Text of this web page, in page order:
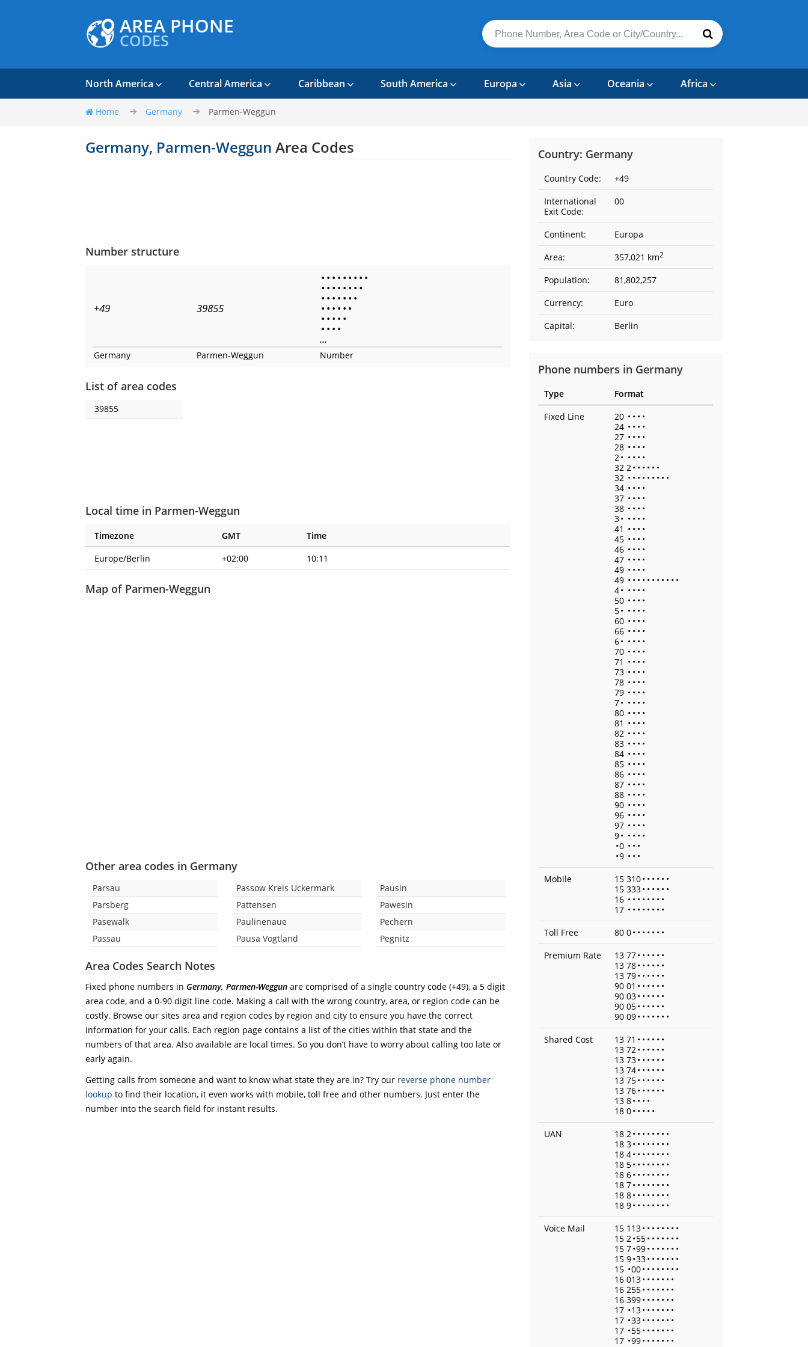
AREA PHONE
CODES
North America Central America Caribbean South America Europa Asia Oceania Africa
Home Germany Parmen-Weggun
Germany, Parmen-Weggun Area Codes
Number structure
+49 39855
• • • • • • • • •
• • • • • • • •
• • • • • • •
• • • • • •
• • • • •
• • • •
...
Germany Parmen-Weggun Number
List of area codes
39855
Local time in Parmen-Weggun
Timezone GMT
Time
Europe/Berlin
+02:00 10:11
Map of Parmen-Weggun
Other area codes in Germany
Parsau
Parsberg
Pasewalk
Passau
Passow Kreis Uckermark
Pattensen
Paulinenaue
Pausa Vogtland
Pausin
Pawesin
Pechern
Pegnitz
Area Codes Search Notes
Fixed phone numbers in Germany, Parmen-Weggun are comprised of a single country code (+49), a 5 digit
area code, and a 0-90 digit line code. Making a call with the wrong country, area, or region code can be
costly. Browse our sites area and region codes by region and city to ensure you have the correct
information for your calls. Each region page contains a list of the cities within that state and the
numbers of that area. Also available are local times. So you don’t have to worry about calling too late or
early again.
Getting calls from someone and want to know what state they are in? Try our reverse phone number
lookup to find their location, it even works with mobile, toll free and other numbers. Just enter the
number into the search field for instant results.
Country: Germany
Country Code:
+49
International
Exit Code:
00
Continent:
Europa
Area:
357,021 km2
Population:
81,802,257
Currency:
Euro
Capital:
Berlin
Phone numbers in Germany
Type
Format
Fixed Line
20 • • • •
24 • • • •
27 • • • •
28 • • • •
2• • • • •
32 2• • • • • •
32 • • • • • • • • •
34 • • • •
37 • • • •
38 • • • •
3• • • • •
41 • • • •
45 • • • •
46 • • • •
47 • • • •
49 • • • •
49 • • • • • • • • • • •
4• • • • •
50 • • • •
5• • • • •
60 • • • •
66 • • • •
6• • • • •
70 • • • •
71 • • • •
73 • • • •
78 • • • •
79 • • • •
7• • • • •
80 • • • •
81 • • • •
82 • • • •
83 • • • •
84 • • • •
85 • • • •
86 • • • •
87 • • • •
88 • • • •
90 • • • •
96 • • • •
97 • • • •
9• • • • •
•0 • • •
•9 • • •
Mobile
15 310• • • • • •
15 333• • • • • •
16 • • • • • • • •
17 • • • • • • • •
Toll Free
80 0• • • • • • •
Premium Rate
13 77• • • • • •
13 78• • • • • •
13 79• • • • • •
90 01 • • • • • •
90 03• • • • • •
90 05• • • • • •
90 09• • • • • • •
Shared Cost
13 71 • • • • • •
13 72• • • • • •
13 73• • • • • •
13 74• • • • • •
13 75• • • • • •
13 76• • • • • •
13 8• • • •
18 0• • • • •
UAN
18 2• • • • • • • •
18 3• • • • • • • •
18 4• • • • • • • •
18 5• • • • • • • •
18 6• • • • • • • •
18 7• • • • • • • •
18 8• • • • • • • •
18 9• • • • • • • •
Voice Mail
15 113• • • • • • • •
15 2•55• • • • • • •
15 7•99• • • • • • •
15 9•33• • • • • • •
15 •00• • • • • • • •
16 013• • • • • • •
16 255• • • • • • •
16 399• • • • • • •
17 •13• • • • • • •
17 •33• • • • • • •
17 •55• • • • • • •
17 •99• • • • • • •